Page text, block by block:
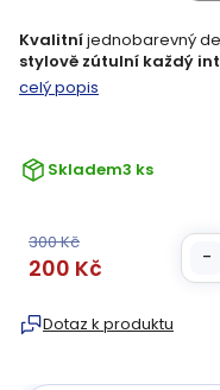
Skladem3 ks
Kvalitníjednobarevný
stylově zútulní každý
celý popis
Dotaz k produktu
300 Kč
200 Kč
cena: